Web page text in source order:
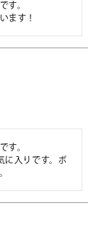
す。
ます！
す。
に入りです。ボ